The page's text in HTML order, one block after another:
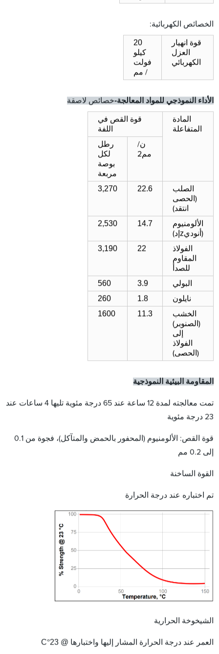
الخصائص الكهربائية:
قوة انهيار
العزل
الكهربائي
20
كيلو
فولت
/ مم
الأداء النموذجي للمواد المعالجة-خصائص لاصقة
المادة
المتفاعلة
قوة القص في
اللفة
ن/
مم2
رطل
لكل
بوصة
مربعة
الصلب
(الحصى
انتقد)
22.6
3,270
الألومنيوم
(أنوديz إد)
14.7
2,530
الفولاذ
المقاوم
للصدأ
22
3,190
البولي 3.9
560
نايلون 1.8
260
الخشب
(الصنوبر)
إلى
الفولاذ
(الحصى)
11.3
1600
المقاومة البيئية النموذجية
تمت معالجته لمدة 12 ساعة عند 65 درجة مئوية تليها 4 ساعات عند
23 درجة مئوية
قوة القص: الألومنيوم (المحفور بالحمض والمتآكل)، فجوة من 0.1
إلى 0.2 مم
القوة الساخنة
تم اختباره عند درجة الحرارة
الشيخوخة الحرارية
العمر عند درجة الحرارة المشار إليها واختبارها @ 23 °
C